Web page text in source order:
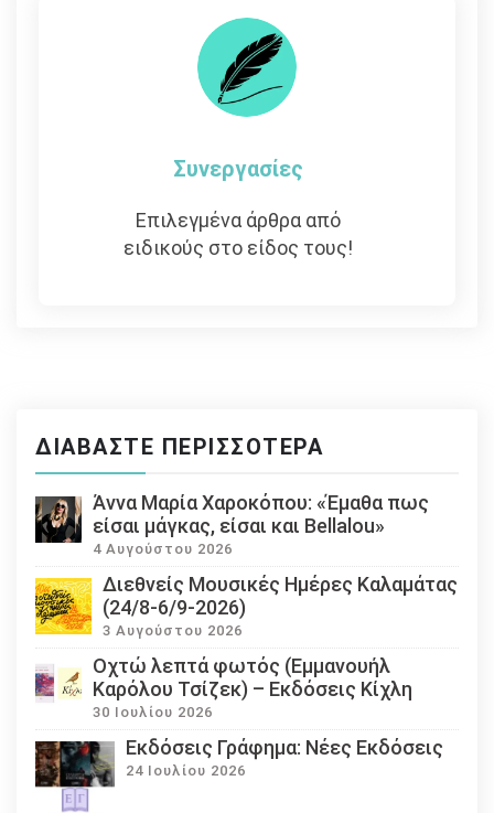
Συνεργασίες
Επιλεγμένα άρθρα από
ειδικούς στο είδος τους!
ΔΙΑΒΆΣΤΕ ΠΕΡΙΣΣΌΤΕΡΑ
Άννα Μαρία Χαροκόπου: «Έμαθα πως
είσαι μάγκας, είσαι και Bellalou»
4 Αυγούστου 2026
Διεθνείς Μουσικές Ημέρες Καλαμάτας
(24/8-6/9-2026)
3 Αυγούστου 2026
Οχτώ λεπτά φωτός (Εμμανουήλ
Καρόλου Τσίζεκ) – Εκδόσεις Κίχλη
30 Ιουλίου 2026
Εκδόσεις Γράφημα: Νέες Εκδόσεις
24 Ιουλίου 2026